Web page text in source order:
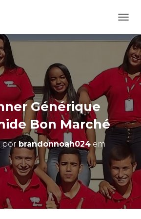
L
T
E
R
N
A
N
A
E
G
O
Générique
Bon Marché
por brandonnoah024em